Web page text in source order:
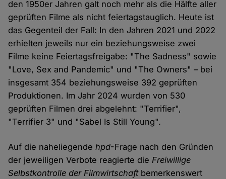
den 1950er Jahren galt noch mehr als die Hälfte aller
geprüften Filme als nicht feiertagstauglich. Heute ist
das Gegenteil der Fall: In den Jahren 2021 und 2022
erhielten jeweils nur ein beziehungsweise zwei
Filme keine Feiertagsfreigabe: "The Sadness" sowie
"Love, Sex and Pandemic" und "The Owners" – bei
insgesamt 354 beziehungsweise 392 geprüften
Produktionen. Im Jahr 2024 wurden von 530
geprüften Filmen drei abgelehnt: "Terrifier",
"Terrifier 3" und "Sabel Is Still Young".
Auf die naheliegendehpd-Frage nach den Gründen
der jeweiligen Verbote reagierte dieFreiwillige
Selbstkontrolle der Filmwirtschaftbemerkenswert